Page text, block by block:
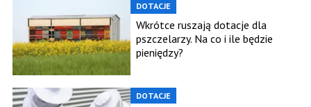
DOTACJE
Wkrótce ruszają dotacje dla
pszczelarzy. Na co i ile będzie
pieniędzy?
DOTACJE